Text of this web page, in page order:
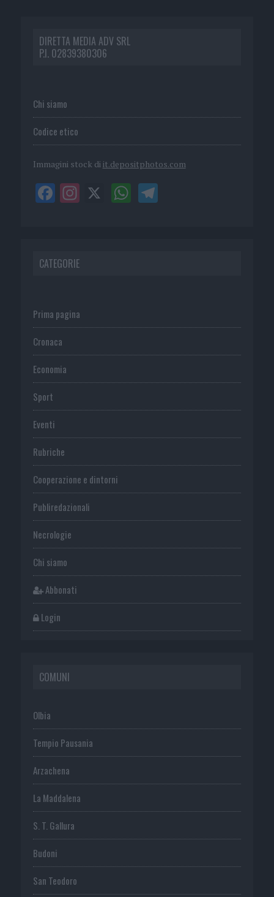
DIRETTA MEDIA ADV SRL
P.I. 02839380306
Chi siamo
Codice etico
Immagini stock di it.depositphotos.com
CATEGORIE
Prima pagina
Cronaca
Economia
Sport
Eventi
Rubriche
Cooperazione e dintorni
Publiredazionali
Necrologie
Chi siamo
Abbonati
Login
COMUNI
Olbia
Tempio Pausania
Arzachena
La Maddalena
S. T. Gallura
Budoni
San Teodoro